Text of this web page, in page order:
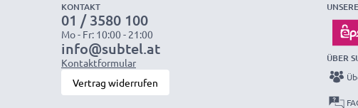
KONTAKT
01 / 3580 100
Mo - Fr: 10:00 - 21:00
info@subtel.at
Kontaktformular
Vertrag widerrufen
ÜBER